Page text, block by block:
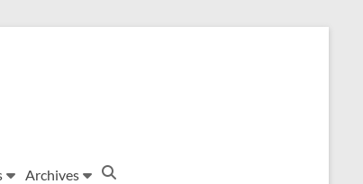
Archives